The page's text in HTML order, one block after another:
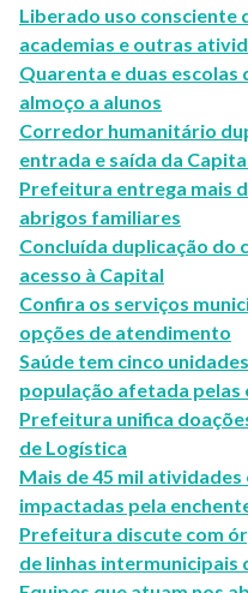
Liberado uso consciente
academias e outras
Quarenta e duas escolas
almoço a alunos
Corredor humanitário
entrada e saída da
Prefeitura entrega mais
abrigos familiares
Concluída duplicação
acesso à Capital
Confira os serviços
opções de atendimento
Saúde tem cinco
população afetada pelas
Prefeitura unifica
de Logística
Mais de 45 mil
impactadas pela
Prefeitura discute com
de linhas intermunicipais